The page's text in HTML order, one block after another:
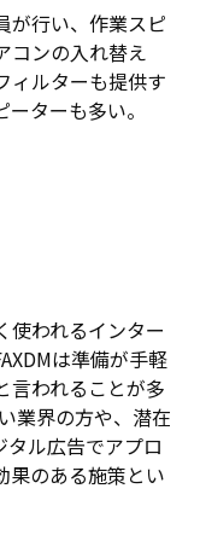
が行い、作業スピ
コンの入れ替え
ィルターも提供す
ターも多い。
使われるインター
は準備が手軽
言われることが多
業界の方や、潜在
ル広告でアプロ
果のある施策とい